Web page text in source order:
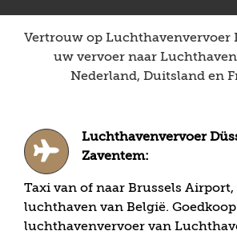
Vertrouw op Luchthavenvervoer
uw vervoer naar
Nederland, Duitsland en
Luchthavenvervoer
Zaventem:
Taxi van of naar Brussels
luchthaven van België. Goedkoop
luchthavenvervoer van